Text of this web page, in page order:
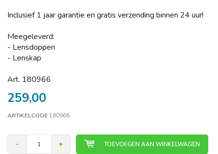
Inclusief 1 jaar garantie en gratis verzending binnen 24 uur!
Meegeleverd:
- Lensdoppen
- Lenskap
Art. 180966
259,00
ARTIKELCODE 180966
- + TOEVOEGEN AAN WINKELWAGEN